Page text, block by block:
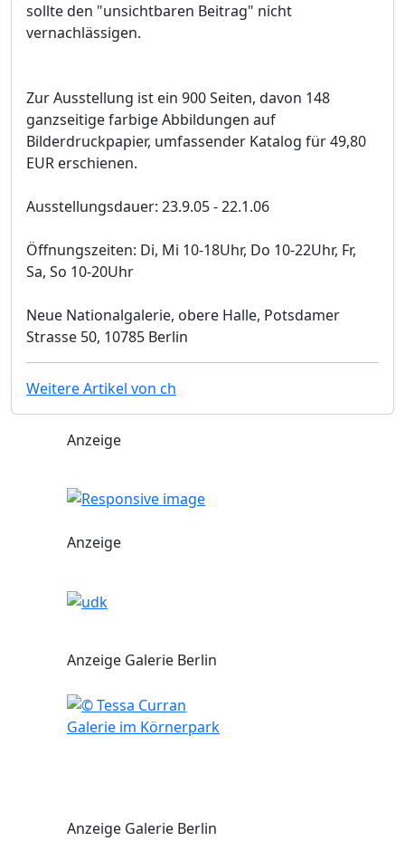
sollte den "unsichtbaren Beitrag" nicht
vernachlässigen.
Zur Ausstellung ist ein 900 Seiten, davon 148
ganzseitige farbige Abbildungen auf
Bilderdruckpapier, umfassender Katalog für 49,80
EUR erschienen.
Ausstellungsdauer: 23.9.05 - 22.1.06
Öffnungszeiten: Di, Mi 10-18Uhr, Do 10-22Uhr, Fr,
Sa, So 10-20Uhr
Neue Nationalgalerie, obere Halle, Potsdamer
Strasse 50, 10785 Berlin
Weitere Artikel von ch
Anzeige
Anzeige
Anzeige Galerie Berlin
Galerie im Körnerpark
Anzeige Galerie Berlin